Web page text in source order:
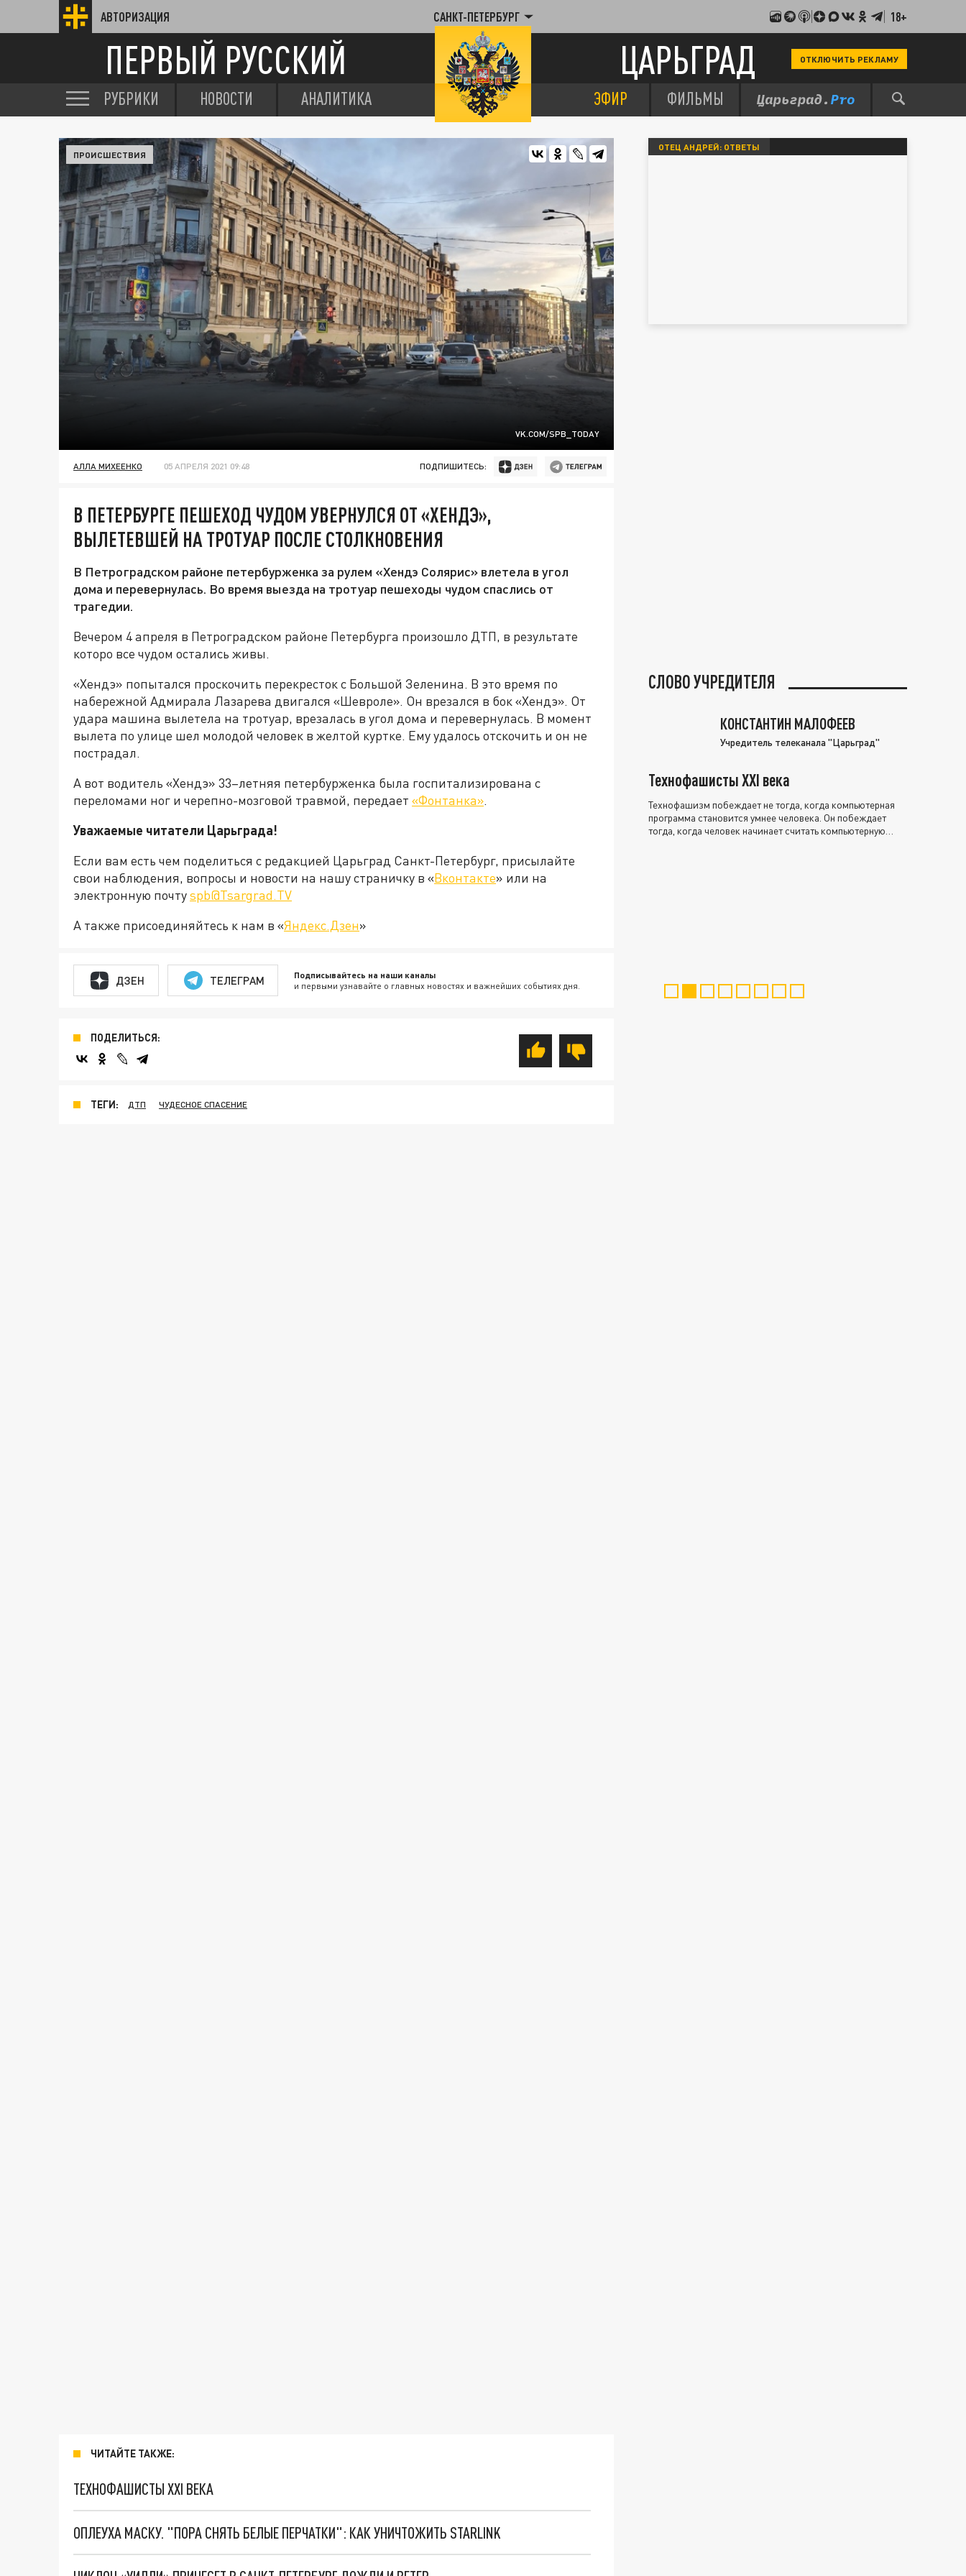
АВТОРИЗАЦИЯ САНКТ-ПЕТЕРБУРГ 18+
ПЕРВЫЙ РУССКИЙ ЦАРЬГРАД ОТКЛЮЧИТЬ РЕКЛАМУ
РУБРИКИ НОВОСТИ АНАЛИТИКА ЭФИР ФИЛЬМЫ
VK.COM/SPB_TODAY
ПРОИСШЕСТВИЯ
АЛЛА МИХЕЕНКО 05 АПРЕЛЯ 2021 09:48 ПОДПИШИТЕСЬ:
В ПЕТЕРБУРГЕ ПЕШЕХОД ЧУДОМ УВЕРНУЛСЯ ОТ «ХЕНДЭ»,
ВЫЛЕТЕВШЕЙ НА ТРОТУАР ПОСЛЕ СТОЛКНОВЕНИЯ
В Петроградском районе петербурженка за рулем «Хендэ Солярис» влетела в угол
дома и перевернулась. Во время выезда на тротуар пешеходы чудом спаслись от
трагедии.
Вечером 4 апреля в Петроградском районе Петербурга произошло ДТП, в результате
которо все чудом остались живы.
«Хендэ» попытался проскочить перекресток с Большой Зеленина. В это время по
набережной Адмирала Лазарева двигался «Шевроле». Он врезался в бок «Хендэ». От
удара машина вылетела на тротуар, врезалась в угол дома и перевернулась. В момент
вылета по улице шел молодой человек в желтой куртке. Ему удалось отскочить и он не
пострадал.
А вот водитель «Хендэ» 33–летняя петербурженка была госпитализирована с
переломами ног и черепно-мозговой травмой, передает «Фонтанка».
Уважаемые читатели Царьграда!
Если вам есть чем поделиться с редакцией Царьград Санкт-Петербург, присылайте
свои наблюдения, вопросы и новости на нашу страничку в «Вконтакте» или на
электронную почтуspb@Tsargrad.TV
А также присоединяйтесь к нам в «Яндекс.Дзен»
ДЗЕН ТЕЛЕГРАМ Подписывайтесь на наши каналы
и первыми узнавайте о главных новостях и важнейших событиях дня.
ПОДЕЛИТЬСЯ:
ТЕГИ: ДТП ЧУДЕСНОЕ СПАСЕНИЕ
ЧИТАЙТЕ ТАКЖЕ:
ТЕХНОФАШИСТЫ XXI ВЕКА
ОПЛЕУХА МАСКУ. "ПОРА СНЯТЬ БЕЛЫЕ ПЕРЧАТКИ": КАК УНИЧТОЖИТЬ STARLINK
ОТЕЦ АНДРЕЙ: ОТВЕТЫ
СЛОВО УЧРЕДИТЕЛЯ
КОНСТАНТИН МАЛОФЕЕВ
Учредитель телеканала "Царьград"
Технофашисты XXI века
Технофашизм побеждает не тогда, когда компьютерная
программа становится умнее человека. Он побеждает
тогда, когда человек начинает считать компьютерную